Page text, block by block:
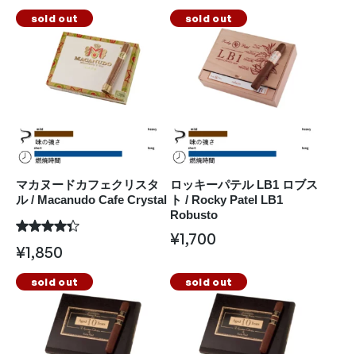
sold out
マカヌードカフェクリスタ
ル / Macanudo Cafe Crystal
¥1,850
sold out
ロッキーパテル LB1 ロブス
ト / Rocky Patel LB1
Robusto
¥1,700
sold out sold out